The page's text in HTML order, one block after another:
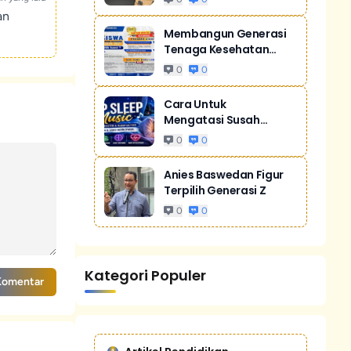
Membangun Generasi
Tenaga Kesehatan
Unggul Dan Men...
0 0
Cara Untuk
Mengatasi Susah
Tidur Akibat Stres
0 0
Anies Baswedan Figur
Terpilih Generasi Z
0 0
Kategori Populer